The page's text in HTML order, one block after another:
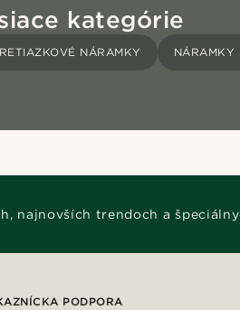
kategórie
RETIAZKOVÉ NÁRAMKY NÁRAMKY
najnovších trendoch a
PODPORA